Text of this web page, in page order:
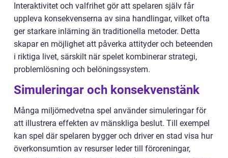
Interaktivitet och valfrihet gör att spelaren själv får
uppleva konsekvenserna av sina handlingar, vilket ofta
ger starkare inlärning än traditionella metoder. Detta
skapar en möjlighet att påverka attityder och beteenden
i riktiga livet, särskilt när spelet kombinerar strategi,
problemlösning och belöningssystem.
Simuleringar och konsekvenstänk
Många miljömedvetna spel använder simuleringar för
att illustrera effekten av mänskliga beslut. Till exempel
kan spel där spelaren bygger och driver en stad visa hur
överkonsumtion av resurser leder till föroreningar,